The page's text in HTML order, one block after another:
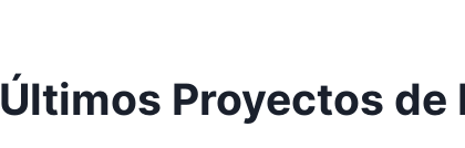
Últimos Proyectos de